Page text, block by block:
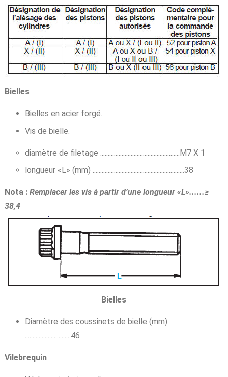
Bielles
Bielles en acier forgé.
Vis de bielle.
diamètre de filetage ....................................................M7 X 1
longueur «L» (mm) ............................................................38
Nota : Remplacer les vis à partir d’une longueur «L»......≥
38,4
Bielles
Diamètre des coussinets de bielle (mm)
..............................46
Vilebrequin